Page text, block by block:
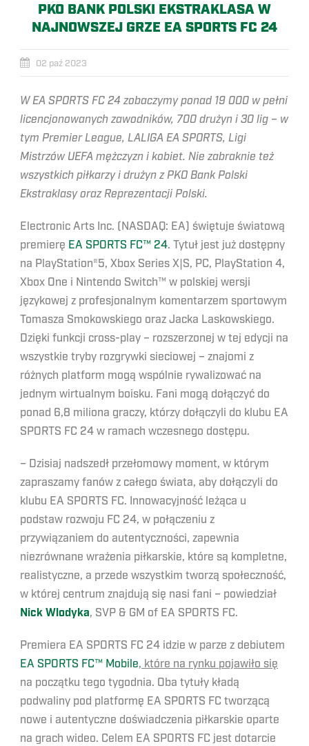
PKO BANK POLSKI EKSTRAKLASA W
NAJNOWSZEJ GRZE EA SPORTS FC 24
02 paź 2023
W EA SPORTS FC 24 zobaczymy ponad 19 000 w pełni
licencjonowanych zawodników, 700 drużyn i 30 lig – w
tym Premier League, LALIGA EA SPORTS, Ligi
Mistrzów UEFA mężczyzn i kobiet. Nie zabraknie też
wszystkich piłkarzy i drużyn z PKO Bank Polski
Ekstraklasy oraz Reprezentacji Polski.
Electronic Arts Inc. (NASDAQ: EA) świętuje światową
premierę EA SPORTS FC™ 24. Tytuł jest już dostępny
na PlayStation®5, Xbox Series X|S, PC, PlayStation 4,
Xbox One i Nintendo Switch™ w polskiej wersji
językowej z profesjonalnym komentarzem sportowym
Tomasza Smokowskiego oraz Jacka Laskowskiego.
Dzięki funkcji cross-play – rozszerzonej w tej edycji na
wszystkie tryby rozgrywki sieciowej – znajomi z
różnych platform mogą wspólnie rywalizować na
jednym wirtualnym boisku. Fani mogą dołączyć do
ponad 6,8 miliona graczy, którzy dołączyli do klubu EA
SPORTS FC 24 w ramach wczesnego dostępu.
– Dzisiaj nadszedł przełomowy moment, w którym
zapraszamy fanów z całego świata, aby dołączyli do
klubu EA SPORTS FC. Innowacyjność leżąca u
podstaw rozwoju FC 24, w połączeniu z
przywiązaniem do autentyczności, zapewnia
niezrównane wrażenia piłkarskie, które są kompletne,
realistyczne, a przede wszystkim tworzą społeczność,
w której centrum znajdują się nasi fani – powiedział
Nick Wlodyka, SVP & GM of EA SPORTS FC.
Premiera EA SPORTS FC 24 idzie w parze z debiutem
EA SPORTS FC™ Mobile, które na rynku pojawiło się
na początku tego tygodnia. Oba tytuły kładą
podwaliny pod platformę EA SPORTS FC tworzącą
nowe i autentyczne doświadczenia piłkarskie oparte
na grach wideo. Celem EA SPORTS FC jest dotarcie